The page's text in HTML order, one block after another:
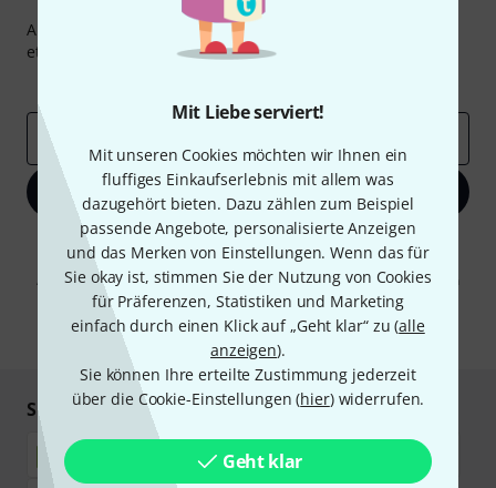
Mit Liebe serviert!
Mit unseren Cookies möchten wir Ihnen ein
fluffiges Einkaufserlebnis mit allem was
dazugehört bieten. Dazu zählen zum Beispiel
passende Angebote, personalisierte Anzeigen
und das Merken von Einstellungen. Wenn das für
Sie okay ist, stimmen Sie der Nutzung von Cookies
für Präferenzen, Statistiken und Marketing
einfach durch einen Klick auf „Geht klar“ zu (alle
anzeigen).
Sie können Ihre erteilte Zustimmung jederzeit
über die Cookie-Einstellungen (hier) widerrufen.
Geht klar
Abonniere den Thomann Newsletter und gewinne mit
etwas Glück einen von50 Gutscheinen
E-Mail-Adresse
Jetzt anmelden
Mit Klick auf „Jetzt anmelden“ stimmen Sie dem Erhalt von E-Mail-
Werbung und einer Messung des E-Mail-Nutzungsverhaltens zu. Die
Abmeldung ist jederzeit möglich. Weitere Informationen finden Sie in
unserenDatenschutzhinweisen.
* Pflichtfeld
Sicher einkaufen & bezahlen